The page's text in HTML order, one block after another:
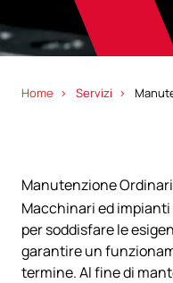
Home Servizi
Manutenzione
Macchinari ed impianti
per soddisfare le
garantire un
termine. Al fine di